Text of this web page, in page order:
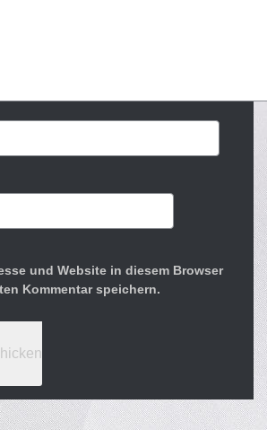
und Website in diesem Browser
Kommentar speichern.